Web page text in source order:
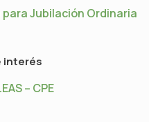
Jubilación Ordinaria
interés
– CPE